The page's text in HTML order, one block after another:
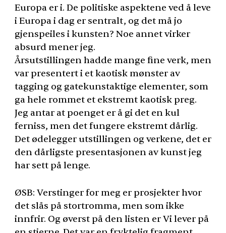
Europa er i. De politiske aspektene ved å leve
i Europa i dag er sentralt, og det må jo
gjenspeiles i kunsten? Noe annet virker
absurd mener jeg.
Årsutstillingen hadde mange fine verk, men
var presentert i et kaotisk mønster av
tagging og gatekunstaktige elementer, som
ga hele rommet et ekstremt kaotisk preg.
Jeg antar at poenget er å gi det en kul
ferniss, men det fungere ekstremt dårlig.
Det ødelegger utstillingen og verkene, det er
den dårligste presentasjonen av kunst jeg
har sett på lenge.
ØSB: Verstinger for meg er prosjekter hvor
det slås på stortromma, men som ikke
innfrir. Og øverst på den listen er Vi lever på